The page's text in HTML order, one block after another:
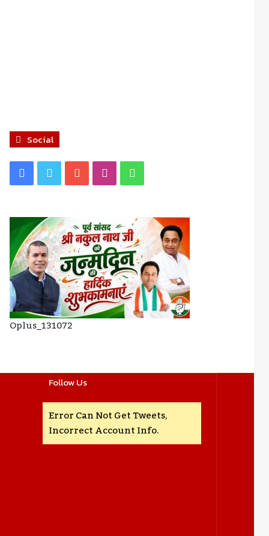
Social
Facebook
Twitter YouTubeInstagram
Oplus_131072
Follow Us
Error Can Not Get Tweets,
Incorrect Account Info.